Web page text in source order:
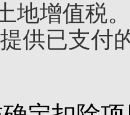
地增值税
供已支付